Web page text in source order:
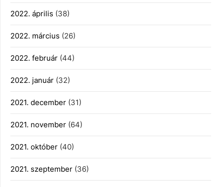
2022. április (38)
2022. március (26)
2022. február (44)
2022. január (32)
2021. december (31)
2021. november (64)
2021. október (40)
2021. szeptember (36)